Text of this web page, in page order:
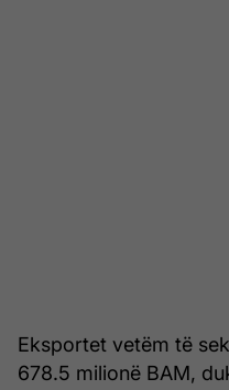
Eksportet vetëm të
678.5 milionë BAM,